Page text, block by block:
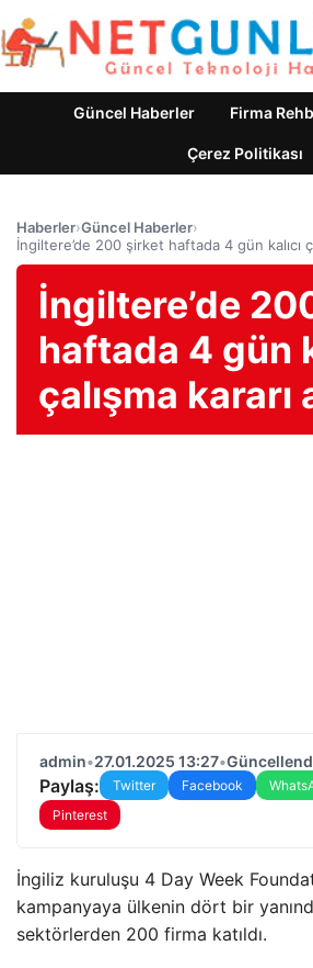
Güncel Haberler Firma
Çerez Politikası
Haberler›Güncel Haberler›
İngiltere’de 200 şirket haftada 4 gün kalıcı
İngiltere’de
haftada 4 gün
çalışma kararı
admin•27.01.2025 13:27•
Paylaş: Twitter Facebook
Pinterest
İngiliz kuruluşu 4 Day Week
kampanyaya ülkenin dört bir
sektörlerden 200 firma katıldı.